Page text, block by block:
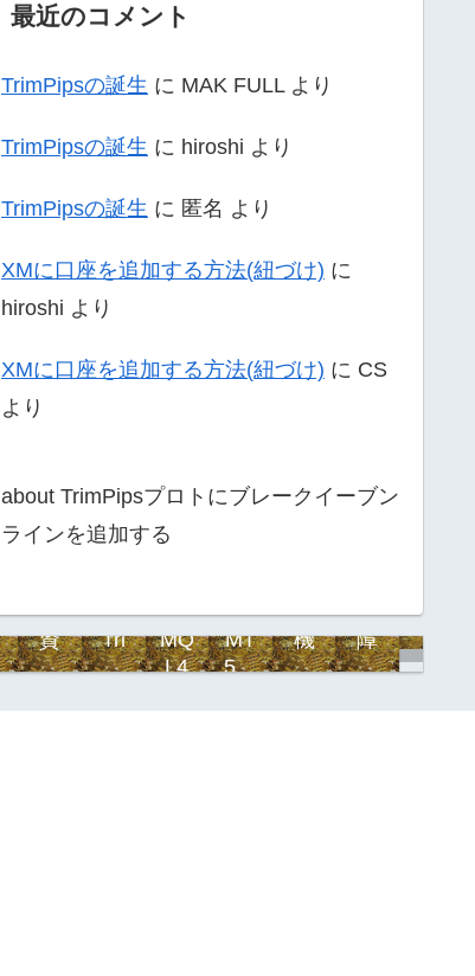
最近のコメント
TrimPipsの誕生 に MAK FULLより
TrimPipsの誕生 に hiroshi より
TrimPipsの誕生 に 匿名 より
XMに口座を追加する方法(紐づけ) に
hiroshi より
XMに口座を追加する方法(紐づけ) に CS
より
about TrimPipsプロトにブレークイーブン
ラインを追加する
資
金
Tri
mPi
MQ
L4
MT
5対
機
能
障
害
目
次